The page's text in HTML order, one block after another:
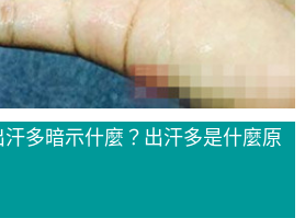
多暗示什麼？出汗多是什麼原